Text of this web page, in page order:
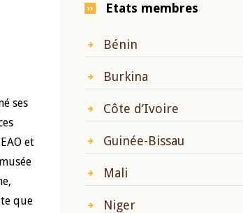
ses
et
que
Etats membres
Bénin
Burkina
Côte d’Ivoire
Guinée-Bissau
Mali
Niger